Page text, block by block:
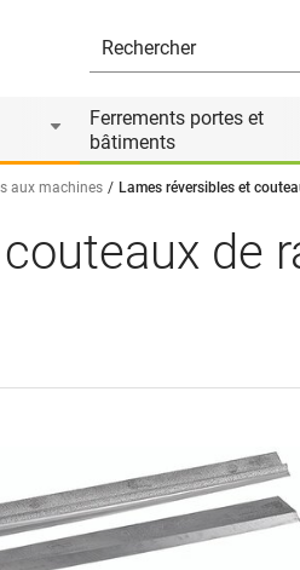
Ferrements portes et
bâtiments
aux machines Lames réversibles et
de